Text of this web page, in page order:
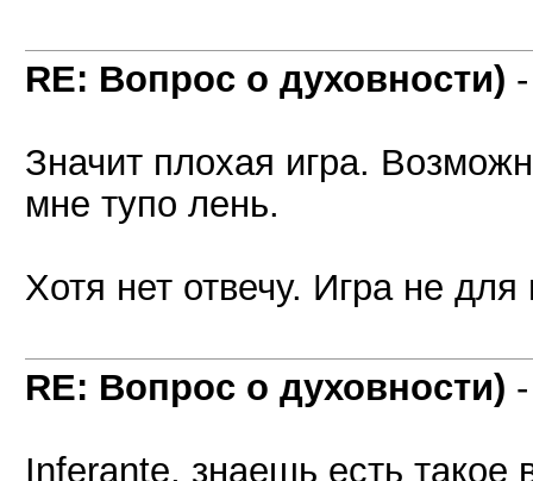
RE: Вопрос о духовности)
Значит плохая игра.
мне тупо лень.
Хотя нет отвечу. Игра не для
RE: Вопрос о духовности)
Inferante, знаешь есть такое